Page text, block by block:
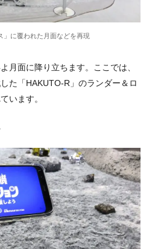
」に覆われた月面などを再現
月面に降り立ちます。ここでは、
た「HAKUTO-R 」のランダー＆ロ
います。